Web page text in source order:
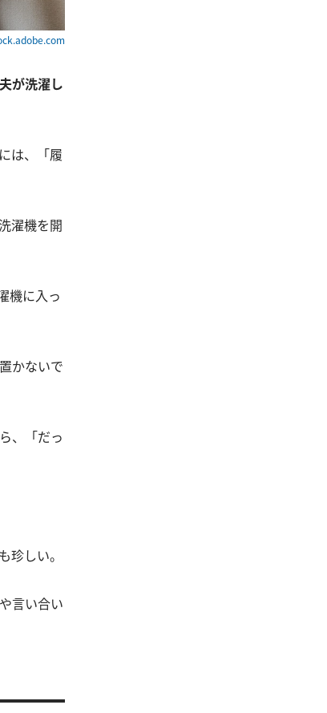
が洗濯し
は、「履
濯機を開
機に入っ
かないで
、「だっ
しい。
言い合い